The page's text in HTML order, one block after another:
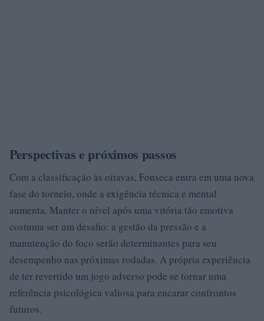
Perspectivas e próximos passos
Com a classificação às oitavas, Fonseca entra em uma nova
fase do torneio, onde a exigência técnica e mental
aumenta. Manter o nível após uma vitória tão emotiva
costuma ser um desafio: a gestão da pressão e a
manutenção do foco serão determinantes para seu
desempenho nas próximas rodadas. A própria experiência
de ter revertido um jogo adverso pode se tornar uma
referência psicológica valiosa para encarar confrontos
futuros.